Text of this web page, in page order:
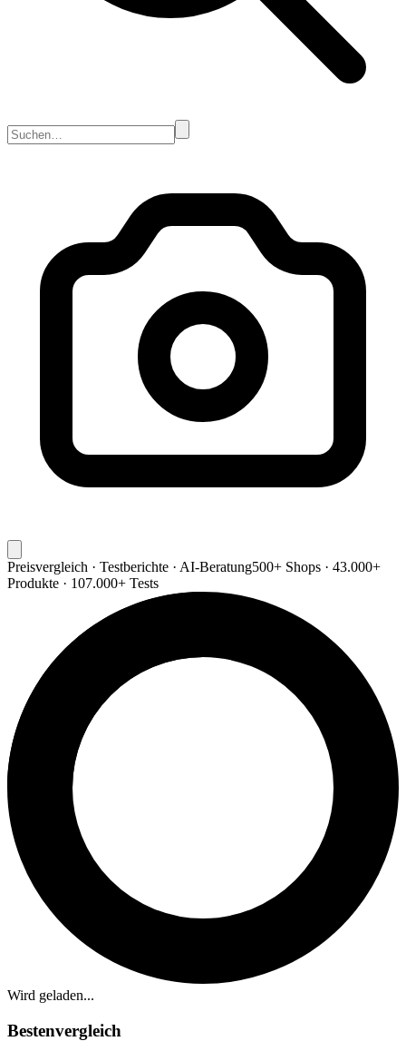
Preisvergleich · Testberichte · AI-Beratung500+ Shops · 43.000+
Produkte · 107.000+ Tests
Wird geladen...
Bestenvergleich